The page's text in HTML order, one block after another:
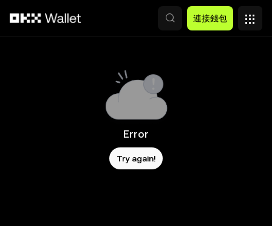
連接錢包
Error
Try again!